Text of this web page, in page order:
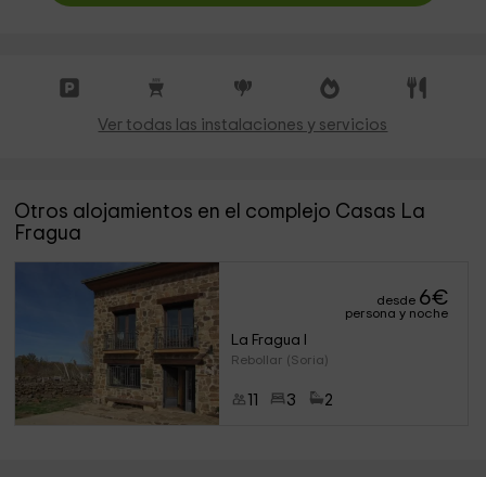
Ver todas las instalaciones y servicios
Otros alojamientos en el complejo Casas La
Fragua
desde 6€
persona y noche
La Fragua I
Rebollar (Soria)
3 2